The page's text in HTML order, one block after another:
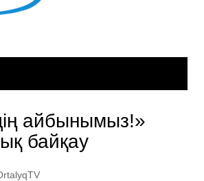
айбынымыз!»
байқау